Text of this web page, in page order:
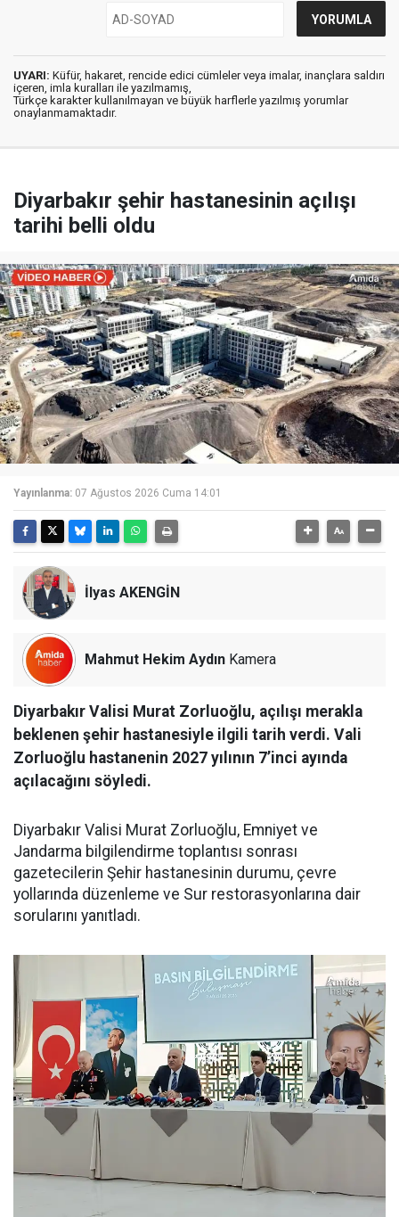
UYARI: Küfür, hakaret, rencide edici cümleler veya imalar, inançlara saldırı
içeren, imla kuralları ile yazılmamış,
Türkçe karakter kullanılmayan ve büyük harflerle yazılmış yorumlar
onaylanmamaktadır.
Diyarbakır şehir hastanesinin açılışı
tarihi belli oldu
Yayınlanma: 07 Ağustos 2026 Cuma 14:01
İlyas AKENGİN
Mahmut Hekim Aydın Kamera
Diyarbakır Valisi Murat Zorluoğlu, açılışı merakla
beklenen şehir hastanesiyle ilgili tarih verdi. Vali
Zorluoğlu hastanenin 2027 yılının 7’inci ayında
açılacağını söyledi.
Diyarbakır Valisi Murat Zorluoğlu, Emniyet ve
Jandarma bilgilendirme toplantısı sonrası
gazetecilerin Şehir hastanesinin durumu, çevre
yollarında düzenleme ve Sur restorasyonlarına dair
sorularını yanıtladı.